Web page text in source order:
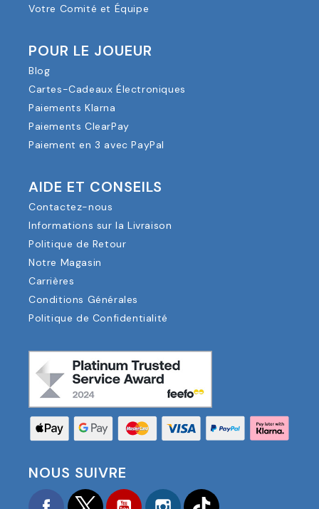
Votre Comité et Équipe
POUR LE JOUEUR
Blog
Cartes-Cadeaux Électroniques
Paiements Klarna
Paiements ClearPay
Paiement en 3 avec PayPal
AIDE ET CONSEILS
Contactez-nous
Informations sur la Livraison
Politique de Retour
Notre Magasin
Carrières
Conditions Générales
Politique de Confidentialité
NOUS SUIVRE
FacebookTwitter YouTubeInstagram